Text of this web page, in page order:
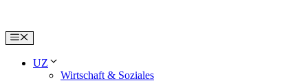
Menu
UZ
Wirtschaft & Soziales